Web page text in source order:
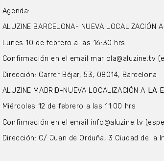
Agenda:
ALUZINE BARCELONA- NUEVA LOCALIZACIÓN A
Lunes 10 de febrero a las 16:30 hrs
Confirmación en el email mariola@aluzine.tv
Dirección: Carrer Béjar, 53, 08014, Barcelona
ALUZINE MADRID-NUEVA LOCALIZACIÓN A LA
Miércoles 12 de febrero a las 11:00 hrs
Confirmación en el email info@aluzine.tv
Dirección: C/ Juan de Orduña, 3 Ciudad de la